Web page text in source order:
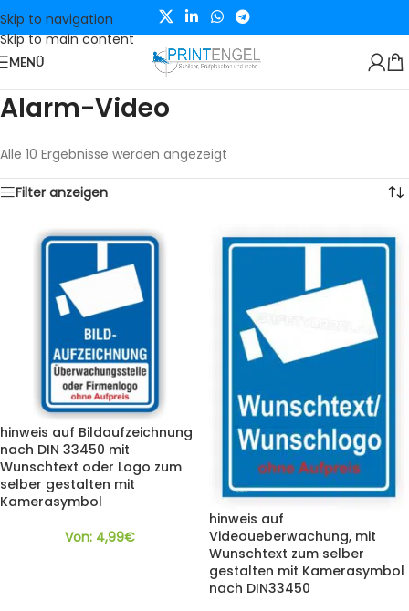
Skip to navigation
Skip to main content
MENÜ
Alarm-Video
Alle 10 Ergebnisse werden angezeigt
Filter anzeigen
hinweis auf Bildaufzeichnung
nach DIN 33450 mit
Wunschtext oder Logo zum
selber gestalten mit
Kamerasymbol
Von: 4,99€
hinweis auf
Videoueberwachung, mit
Wunschtext zum selber
gestalten mit Kamerasymbol
nach DIN33450